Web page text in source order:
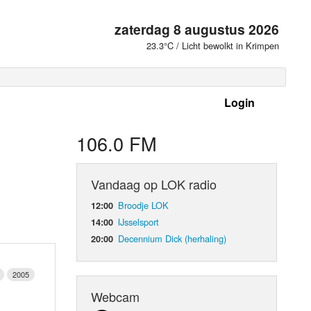
zaterdag 8 augustus 2026
23.3°C / Licht bewolkt in Krimpen
Login
2005
106.0 FM
Vandaag op LOK radio
12:00 Broodje LOK
14:00 IJsselsport
20:00 Decennium Dick (herhaling)
Webcam